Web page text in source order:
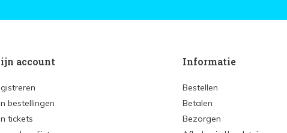
account
bestellingen
tickets
Informatie
Bestellen
Betalen
Bezorgen